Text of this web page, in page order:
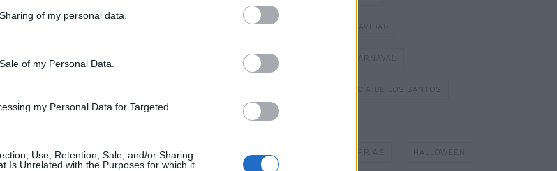
of my personal data.
of my Personal Data.
my Personal Data for Targeted
Use, Retention, Sale, and/or Sharing
Is Unrelated with the Purposes for which it
de mi padre. Cogía los tomates de
él... difíciles de encontrar en los
consigo ecológicos, tengo la suerte de
casa. A mi me encanta esta ensalada
DULCES TÍPICOS DE NAVIDAD
DULCES TÍPICOS DE CARNAVAL
DULCES TÍPICOS DEL DÍA DE LOS SANTOS
ESPECIAL NAVIDAD
GAZPACHOS Y SOPAS FRIAS HALLOWEEN